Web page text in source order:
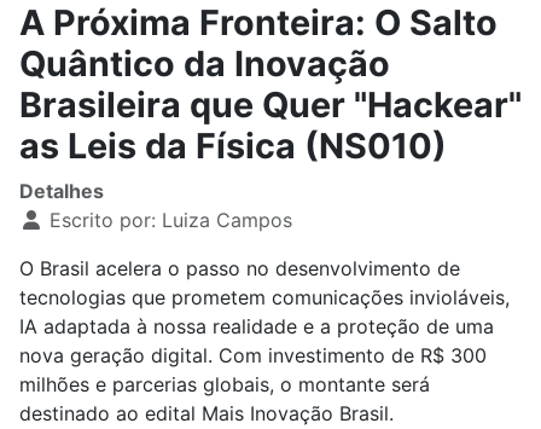
A Próxima Fronteira: O Salto
Quântico da Inovação
Brasileira que Quer "Hackear"
as Leis da Física (NS010)
Detalhes
Escrito por: Luiza Campos
O Brasil acelera o passo no desenvolvimento de
tecnologias que prometem comunicações invioláveis,
IA adaptada à nossa realidade e a proteção de uma
nova geração digital. Com investimento de R$ 300
milhões e parcerias globais, o montante será
destinado ao edital Mais Inovação Brasil.